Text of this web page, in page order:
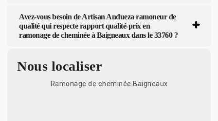
Avez-vous besoin de Artisan Andueza ramoneur de
qualité qui respecte rapport qualité-prix en
ramonage de cheminée à Baigneaux dans le 33760 ?
Nous localiser
Ramonage de cheminée Baigneaux